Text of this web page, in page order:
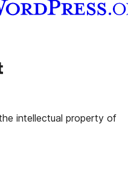
하기
intellectual property of